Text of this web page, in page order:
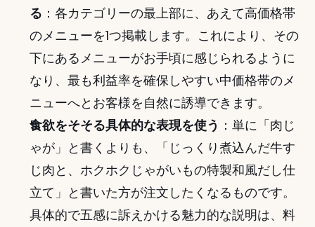
る ：各カテゴリーの最上部に、あえて高価格帯
のメニューを1つ掲載します。これにより、その
下にあるメニューがお手頃に感じられるように
なり、最も利益率を確保しやすい中価格帯のメ
ニューへとお客様を自然に誘導できます。
食欲をそそる具体的な表現を使う ：単に「肉じ
ゃが」と書くよりも、「じっくり煮込んだ牛す
じ肉と、ホクホクじゃがいもの特製和風だし仕
立て」と書いた方が注文したくなるものです。
具体的で五感に訴えかける魅力的な説明は、料